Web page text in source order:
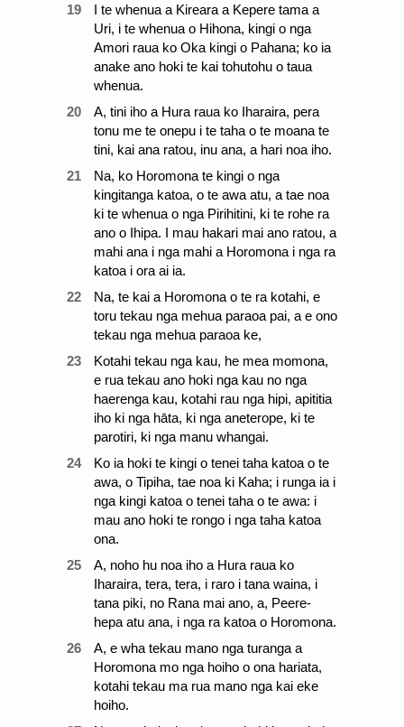
19
I te whenua a Kireara a Kepere tama a
Uri, i te whenua o Hihona, kingi o nga
Amori raua ko Oka kingi o Pahana; ko ia
anake ano hoki te kai tohutohu o taua
whenua.
20
A, tini iho a Hura raua ko Iharaira, pera
tonu me te onepu i te taha o te moana te
tini, kai ana ratou, inu ana, a hari noa iho.
21
Na, ko Horomona te kingi o nga
kingitanga katoa, o te awa atu, a tae noa
ki te whenua o nga Pirihitini, ki te rohe ra
ano o Ihipa. I mau hakari mai ano ratou, a
mahi ana i nga mahi a Horomona i nga ra
katoa i ora ai ia.
22
Na, te kai a Horomona o te ra kotahi, e
toru tekau nga mehua paraoa pai, a e ono
tekau nga mehua paraoa ke,
23
Kotahi tekau nga kau, he mea momona,
e rua tekau ano hoki nga kau no nga
haerenga kau, kotahi rau nga hipi, apititia
iho ki nga hāta, ki nga aneterope, ki te
parotiri, ki nga manu whangai.
24
Ko ia hoki te kingi o tenei taha katoa o te
awa, o Tipiha, tae noa ki Kaha; i runga ia i
nga kingi katoa o tenei taha o te awa: i
mau ano hoki te rongo i nga taha katoa
ona.
25
A, noho hu noa iho a Hura raua ko
Iharaira, tera, tera, i raro i tana waina, i
tana piki, no Rana mai ano, a, Peere-
hepa atu ana, i nga ra katoa o Horomona.
26
A, e wha tekau mano nga turanga a
Horomona mo nga hoiho o ona hariata,
kotahi tekau ma rua mano nga kai eke
hoiho.